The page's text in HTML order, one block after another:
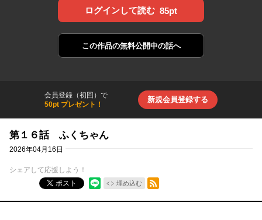
ログインして読む 85pt
この作品の無料公開中の話へ
会員登録（初回）で
50pt プレゼント！
新規会員登録する
第１６話 ふくちゃん
2026年04月16日
シェアして応援しよう！
ポスト
埋め込む
RSSフィード